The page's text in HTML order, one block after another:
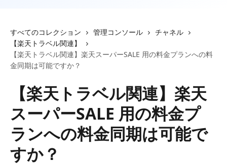
すべてのコレクション 管理コンソール
チャネル
【楽天トラベル関連】
【楽天トラベル関連】楽天スーパーSALE 用の料金プランへの料
金同期は可能ですか？
【楽天トラベル関連】楽天
スーパーSALE 用の料金プ
ランへの料金同期は可能で
すか？